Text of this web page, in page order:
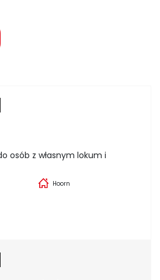
osób z własnym lokum i
Hoorn